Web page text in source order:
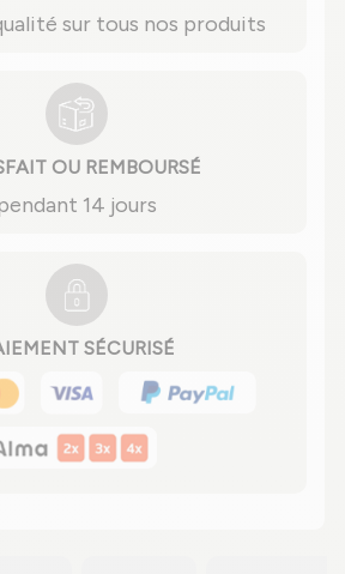
sur tous nos produits
OU REMBOURSÉ
14 jours
SÉCURISÉ